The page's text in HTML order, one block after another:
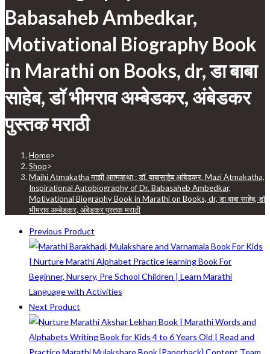
Babasaheb Ambedkar,
Motivational Biography Book
in Marathi on Books, dr, डा बाबा
साहेब, डॉ भीमराव अम्बेडकर, अंबेडकर
पुस्तक मराठी
Home>
Shop>
Majhi Atmakatha माझी आत्मकथा : डॉ. बाबासाहेब आंबेडकर, Mazi Atmakatha,
Inspirational Autobiography of Dr. Babasaheb Ambedkar,
Motivational Biography Book in Marathi on Books, dr, डा बाबा साहेब, डॉ
भीमराव अम्बेडकर, अंबेडकर पुस्तक मराठी
Previous Product
Next Product